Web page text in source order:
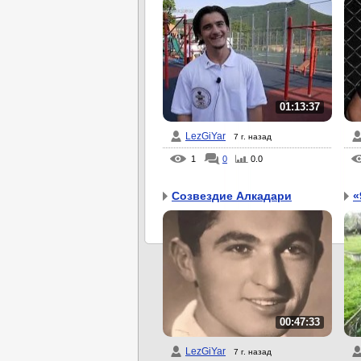
01:13:37
LezGiYar 7 г. назад
1 0 0.0
Созвездие Алкадари
00:47:33
LezGiYar 7 г. назад